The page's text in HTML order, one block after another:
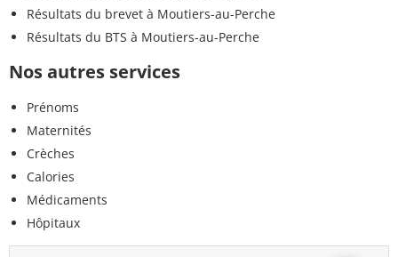
Résultats du brevet à Moutiers-au-Perche
Résultats du BTS à Moutiers-au-Perche
Nos autres services
Prénoms
Maternités
Crèches
Calories
Médicaments
Hôpitaux